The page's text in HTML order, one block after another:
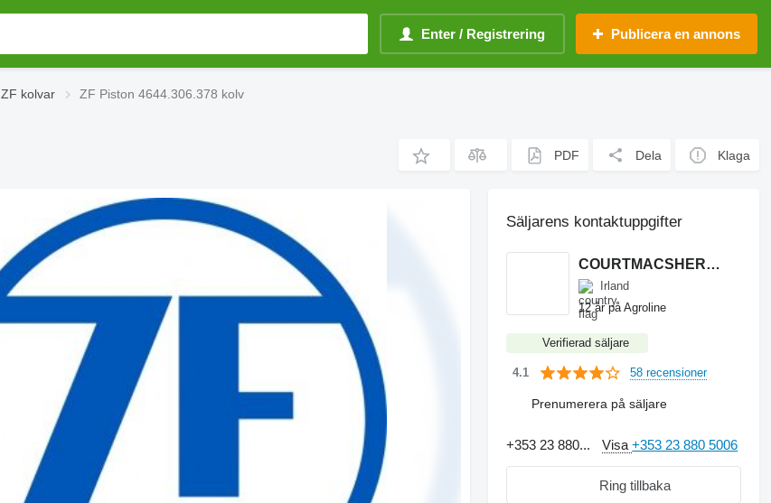
Enter / Registrering Publicera en annons
ZF kolvar ZF Piston 4644.306.378 kolv
PDF Dela Klaga
Säljarens kontaktuppgifter
COURTMACSHERRY MACHINERY LTD
Irland
12 år på Agroline
Verifierad säljare
4.1 58 recensioner
Prenumerera på säljare
+353 23 880... Visa+353 23 880 5006
Ring tillbaka